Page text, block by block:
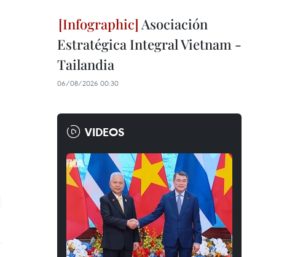
Asociación
Estratégica Integral Vietnam -
Tailandia
06/08/2026 00:30
VIDEOS